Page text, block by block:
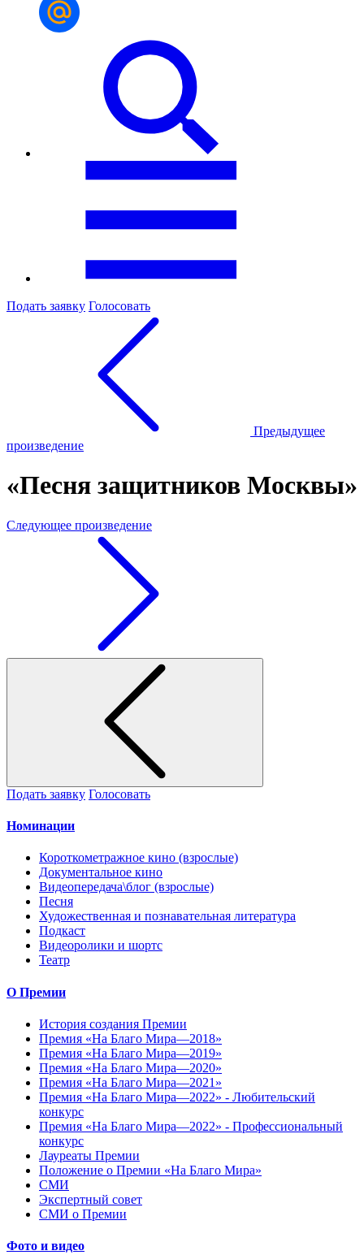
Подать заявку Голосовать
Предыдущее
произведение
«Песня защитников Москвы»
Следующее произведение
Подать заявку Голосовать
Номинации
Короткометражное кино (взрослые)
Документальное кино
Видеопередача\блог (взрослые)
Песня
Художественная и познавательная литература
Подкаст
Видеоролики и шортс
Театр
О Премии
История создания Премии
Премия «На Благо Мира—2018»
Премия «На Благо Мира—2019»
Премия «На Благо Мира—2020»
Премия «На Благо Мира—2021»
Премия «На Благо Мира—2022» - Любительский
конкурс
Премия «На Благо Мира—2022» - Профессиональный
конкурс
Лауреаты Премии
Положение о Премии «На Благо Мира»
СМИ
Экспертный совет
СМИ о Премии
Фото и видео